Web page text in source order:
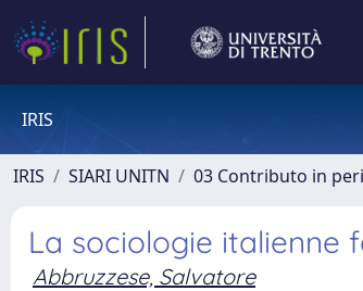
IRIS
IRIS SIARI UNITN 03 Contributo in
La sociologie italienne
Abbruzzese, Salvatore